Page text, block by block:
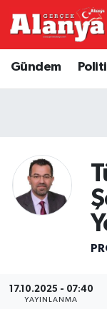
Gündem
17.10.2025 - 07:40
YAYINLANMA
Genel
Bilim ve
Bölge
Trafik
Tüm
Son Dakika